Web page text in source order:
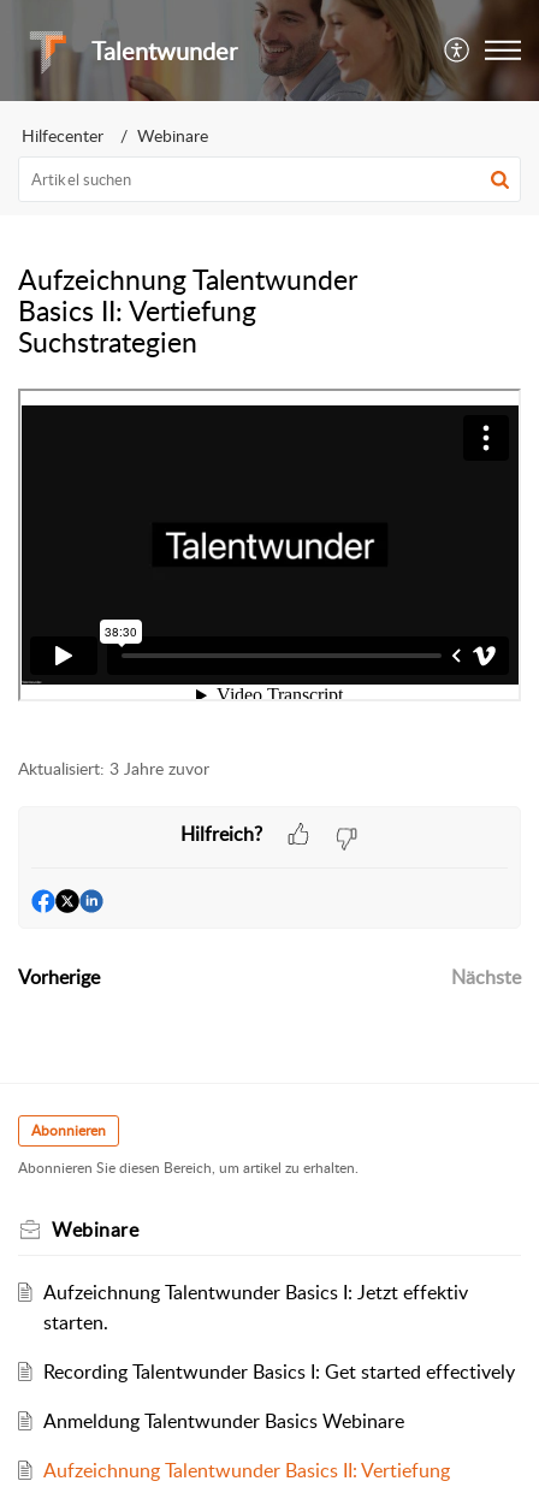
Talentwunder
Hilfecenter Webinare
Aufzeichnung Talentwunder
Basics II: Vertiefung
Suchstrategien
Aktualisiert: 3 Jahre zuvor
Hilfreich?
Vorherige Nächste
Abonnieren
Abonnieren Sie diesen Bereich, um artikel zu erhalten.
Webinare
Aufzeichnung Talentwunder Basics I: Jetzt effektiv
starten.
Recording Talentwunder Basics I: Get started effectively
Anmeldung Talentwunder Basics Webinare
Aufzeichnung Talentwunder Basics II: Vertiefung